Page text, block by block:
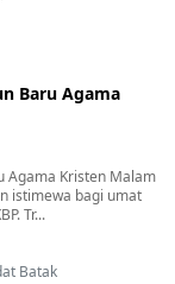
Baru Agama
Agama Kristen Malam
istimewa bagi umat
Tr...
Batak